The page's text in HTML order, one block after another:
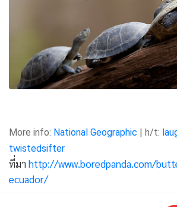
More info: National Geographic | h/t:
twistedsifter
ที่มา http://www.boredpanda.com/
ecuador/